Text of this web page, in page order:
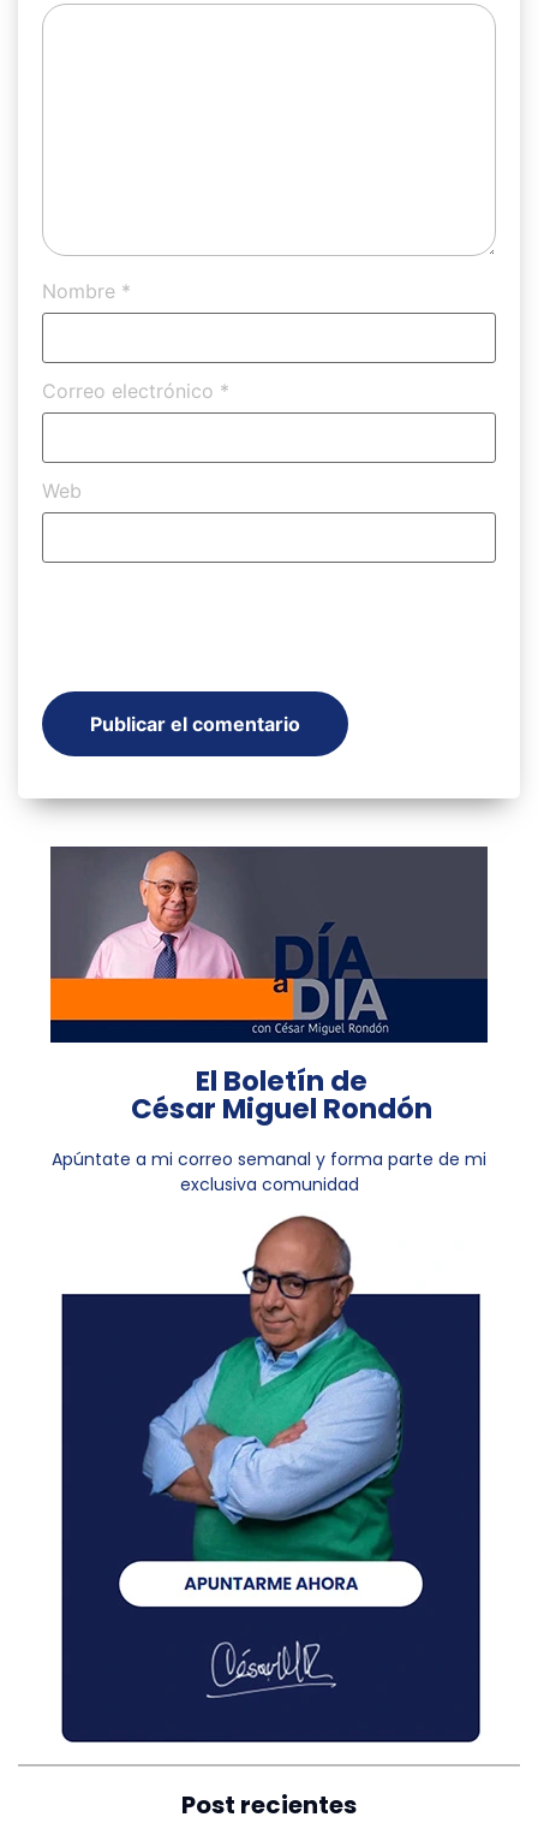
Nombre *
Correo electrónico *
Web
El Boletín de
César Miguel Rondón
Apúntate a mi correo semanal y forma parte de mi
exclusiva comunidad
Post recientes